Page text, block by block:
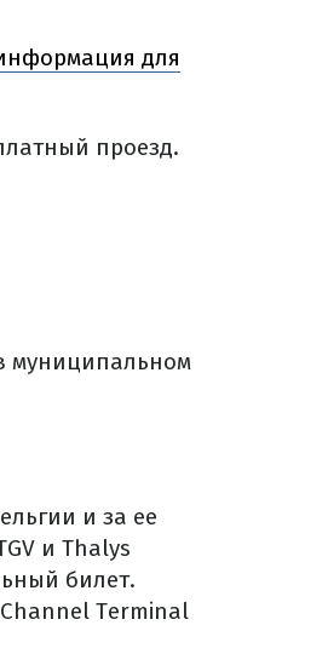
для
проезд.
муниципальном
и за ее
и Thalys
билет.
Terminal